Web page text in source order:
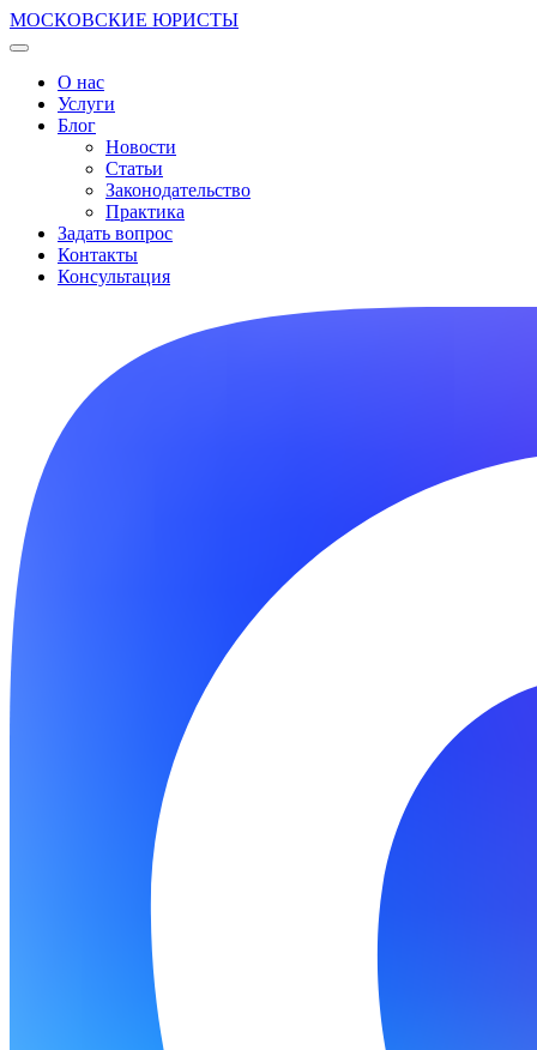
МОСКОВСКИЕ ЮРИСТЫ
О нас
Услуги
Блог
Новости
Статьи
Законодательство
Практика
Задать вопрос
Контакты
Консультация